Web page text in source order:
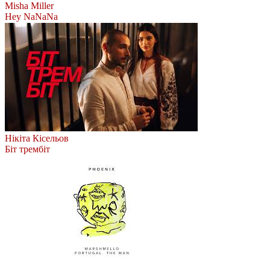
Misha Miller
Hey NaNaNa
Нікіта Кісельов
Біт трембіт